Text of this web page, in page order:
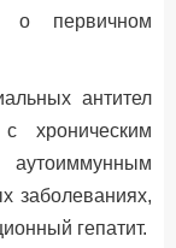
о первичном
антител
хроническим
аутоиммунным
заболеваниях,
гепатит.